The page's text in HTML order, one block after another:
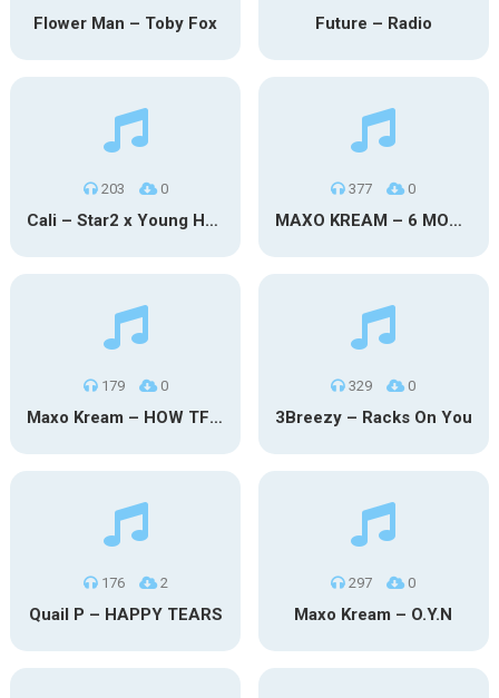
Flower Man – Toby Fox Future – Radio
203 0
Cali – Star2 x Young Henny
377 0
MAXO KREAM – 6 MONTHS CLEAN
179 0
Maxo Kream – HOW TF I’M LUCKY
329 0
3Breezy – Racks On You
176 2
Quail P – HAPPY TEARS
297 0
Maxo Kream – O.Y.N